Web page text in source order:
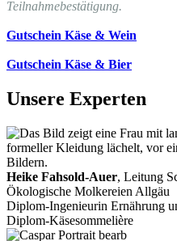
Teilnahmebestätigung.
Gutschein Käse & Wein
Gutschein Käse & Bier
Unsere Experten
Heike Fahsold-Auer, Leitung
Ökologische Molkereien Allgäu
Diplom-Ingenieurin Ernährung
Diplom-Käsesommelière